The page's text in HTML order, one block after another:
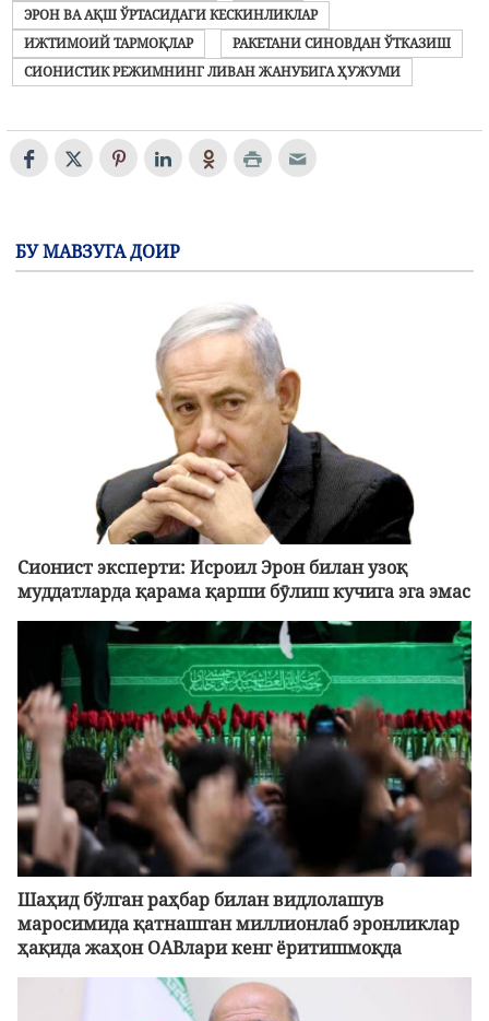
ЭРОН ВА АҚШ ЎРТАСИДАГИ КЕСКИНЛИКЛАР
ИЖТИМОИЙ ТАРМОҚЛАР
РАКЕТАНИ СИНОВДАН ЎТКАЗИШ
СИОНИСТИК РЕЖИМНИНГ ЛИВАН ЖАНУБИГА ҲУЖУМИ
БУ МАВЗУГА ДОИР
Сионист эксперти: Исроил Эрон билан узоқ
муддатларда қарама қарши бӯлиш кучига эга эмас
Шаҳид бўлган раҳбар билан видлолашув
маросимида қатнашган миллионлаб эронликлар
ҳақида жаҳон ОАВлари кенг ёритишмоқда